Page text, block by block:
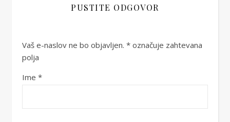
PUSTITE ODGOVOR
Vaš e-naslov ne bo objavljen. * označuje zahtevana
polja
Ime *